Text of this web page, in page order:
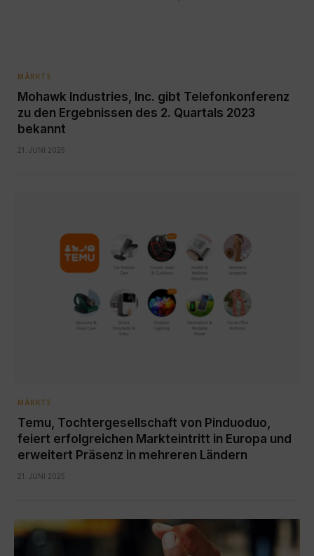
MÄRKTE
Mohawk Industries, Inc. gibt Telefonkonferenz
zu den Ergebnissen des 2. Quartals 2023
bekannt
21. JUNI 2025
MÄRKTE
Temu, Tochtergesellschaft von Pinduoduo,
feiert erfolgreichen Markteintritt in Europa und
erweitert Präsenz in mehreren Ländern
21. JUNI 2025